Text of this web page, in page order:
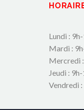
Lundi :
Mardi :
Mercredi
Jeudi :
Vendredi